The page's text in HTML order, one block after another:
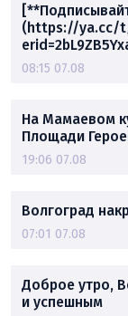
(https://ya.cc/t/
08:15 07.08
На Мамаевом
Площади
19:06 07.08
Волгоград
07:01 07.08
Доброе утро,
и успешным